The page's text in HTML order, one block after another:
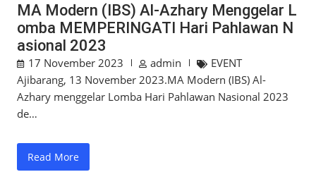
MA Modern (IBS) Al-Azhary Menggelar L
omba MEMPERINGATI Hari Pahlawan N
asional 2023
17 November 2023 admin
EVENT
Ajibarang, 13 November 2023.MA Modern (IBS) Al-
Azhary menggelar Lomba Hari Pahlawan Nasional 2023
de…
Read More